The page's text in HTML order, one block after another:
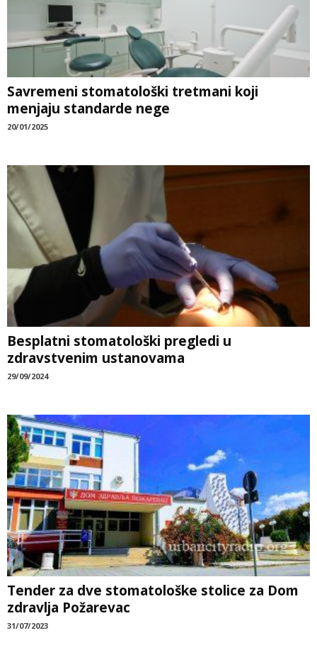
Savremeni stomatološki tretmani koji
menjaju standarde nege
20/01/2025
Besplatni stomatološki pregledi u
zdravstvenim ustanovama
29/09/2024
Tender za dve stomatološke stolice za Dom
zdravlja Požarevac
31/07/2023